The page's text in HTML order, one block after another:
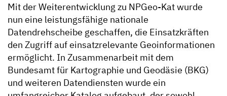
Mit der Weiterentwicklung zu NPGeo-Kat wurde
nun eine leistungsfähige nationale
Datendrehscheibe geschaffen, die Einsatzkräften
den Zugriff auf einsatzrelevante Geoinformationen
ermöglicht. In Zusammenarbeit mit dem
Bundesamt für Kartographie und Geodäsie (BKG)
und weiteren Datendiensten wurde ein